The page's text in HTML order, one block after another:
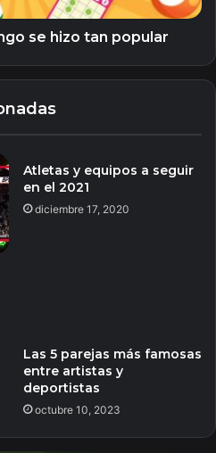
se hizo tan popular
Atletas y equipos a seguir
en el 2021
diciembre 17, 2020
Las 5 parejas más famosas
entre artistas y
deportistas
octubre 10, 2023